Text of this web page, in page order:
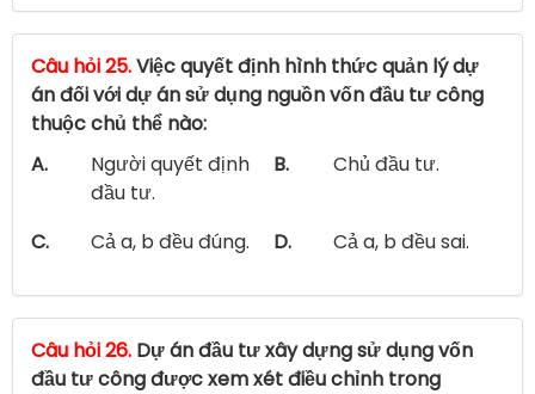
Câu hỏi 25.Việc quyết định hình thức quản lý dự
án đối với dự án sử dụng nguồn vốn đầu tư công
thuộc chủ thể nào:
A.
Người quyết định
đầu tư.
B. Chủ đầu tư.
C. Cả a, b đều đúng. D. Cả a, b đều sai.
Câu hỏi 26. Dự án đầu tư xây dựng sử dụng vốn
đầu tư công được xem xét điều chỉnh trong